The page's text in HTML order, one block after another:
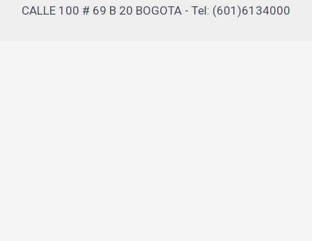
CALLE 100 # 69 B 20 BOGOTA - Tel: (601)6134000